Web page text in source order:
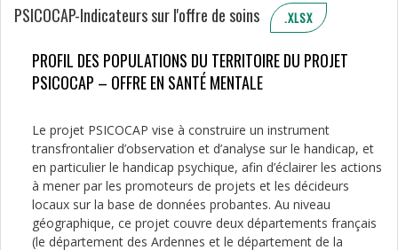
PSICOCAP-Indicateurs sur l'offre de soins .XLSX
PROFIL DES POPULATIONS DU TERRITOIRE DU PROJET
PSICOCAP – OFFRE EN SANTÉ MENTALE
Le projet PSICOCAP vise à construire un instrument
transfrontalier d’observation et d’analyse sur le handicap, et
en particulier le handicap psychique, afin d’éclairer les actions
à mener par les promoteurs de projets et les décideurs
locaux sur la base de données probantes. Au niveau
géographique, ce projet couvre deux départements français
(le département des Ardennes et le département de la